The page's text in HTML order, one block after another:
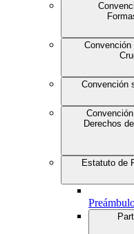
Convención
Derechos
Estatuto de